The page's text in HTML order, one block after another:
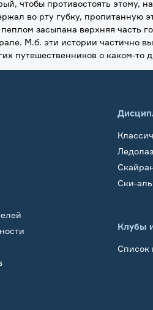
чтобы противостоять этому,
во рту губку, пропитанную
засыпана верхняя часть
М.б. эти истории частично
путешественников о каком-то
Ски-
Клубы
Список